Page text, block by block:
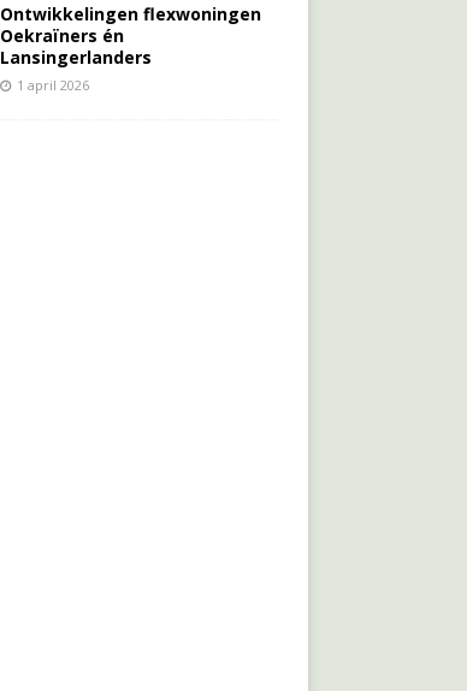
Ontwikkelingen flexwoningen
Oekraïners én
Lansingerlanders
1 april 2026